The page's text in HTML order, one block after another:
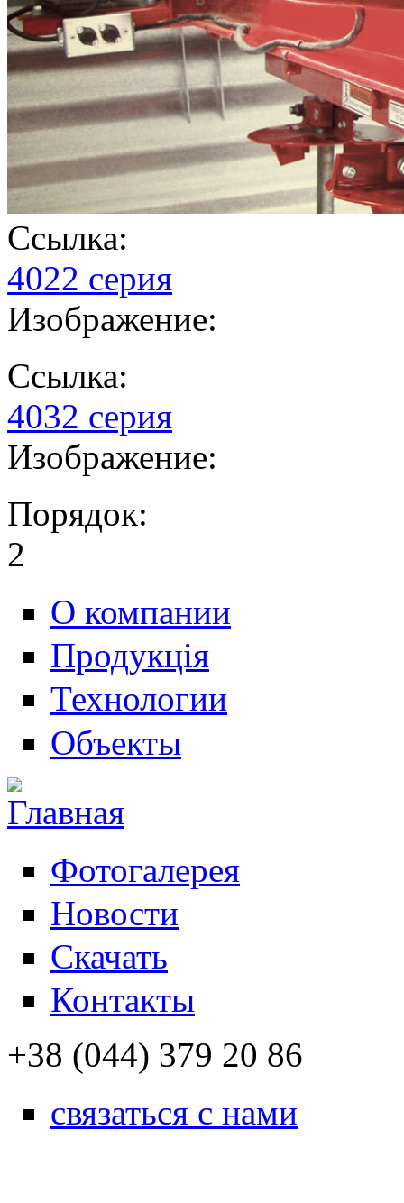
Ссылка:
4022 серия
Изображение:
Ссылка:
4032 серия
Изображение:
Порядок:
2
О компании
Продукція
Технологии
Объекты
Фотогалерея
Новости
Скачать
Контакты
+38 (044) 379 20 86
связаться с нами